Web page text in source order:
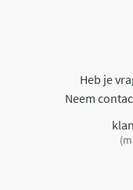
Heb je
Neem